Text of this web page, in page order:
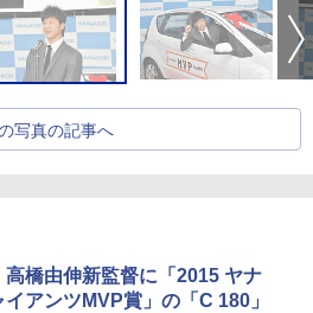
写真の記事へ
高橋由伸新監督に「2015 ヤナ
アンツMVP賞」の「C 180」